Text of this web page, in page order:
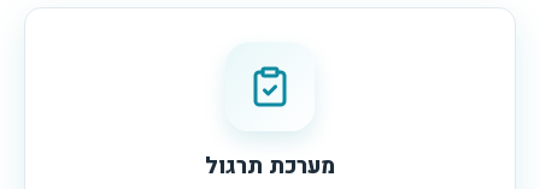
מערכת תרגול